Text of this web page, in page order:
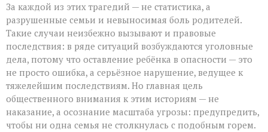
За каждой из этих трагедий — не статистика, а
разрушенные семьи и невыносимая боль родителей.
Такие случаи неизбежно вызывают и правовые
последствия: в ряде ситуаций возбуждаются уголовные
дела, потому что оставление ребёнка в опасности — это
не просто ошибка, а серьёзное нарушение, ведущее к
тяжелейшим последствиям. Но главная цель
общественного внимания к этим историям — не
наказание, а осознание масштаба угрозы: предупредить,
чтобы ни одна семья не столкнулась с подобным горем.